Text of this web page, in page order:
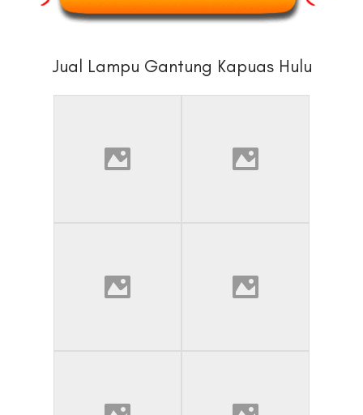
Jual Lampu Gantung Kapuas Hulu